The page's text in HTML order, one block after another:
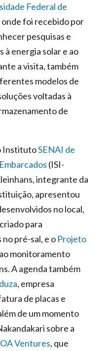
Federal de
onde foi recebido por
pesquisas e
à energia solar e ao
a visita, também
modelos de
voltadas à
de
InstitutoSENAI de
(ISI-
integrante da
apresentou
no local,
para
pré-sal, e o Projeto
monitoramento
A agenda também
, empresa
de placas e
de um momento
sobre a
Ventures, que